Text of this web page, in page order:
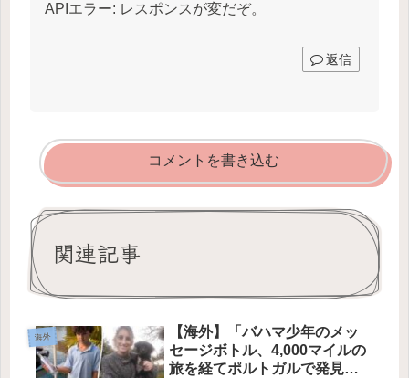
APIエラー: レスポンスが変だぞ。
返信
コメントを書き込む
関連記事
海外
【海外】「バハマ少年のメッ
セージボトル、4,000マイルの
旅を経てポルトガルで発見！1